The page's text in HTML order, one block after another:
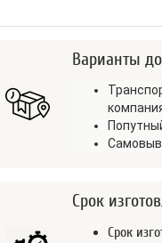
Варианты
Срок
Срок